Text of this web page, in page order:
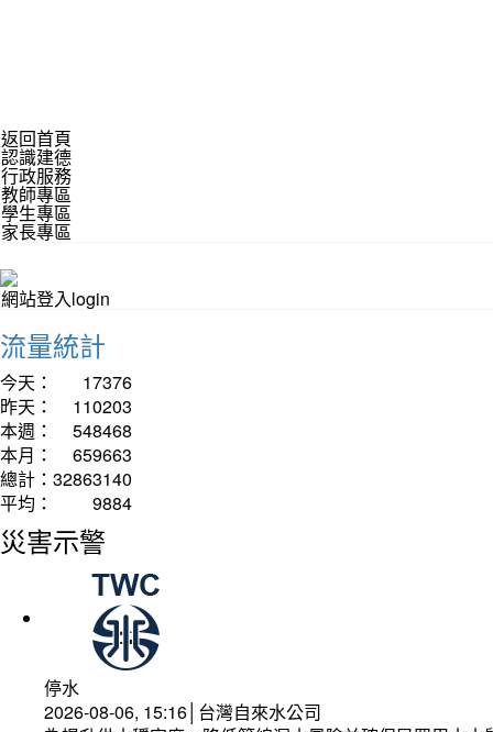
返回首頁
認識建德
行政服務
教師專區
學生專區
家長專區
網站登入login
流量統計
今天：
17376
昨天：
110203
本週：
548468
本月：
659663
總計： 32863140
平均：
9884
災害示警
停水
2026-08-06, 15:16│台灣自來水公司